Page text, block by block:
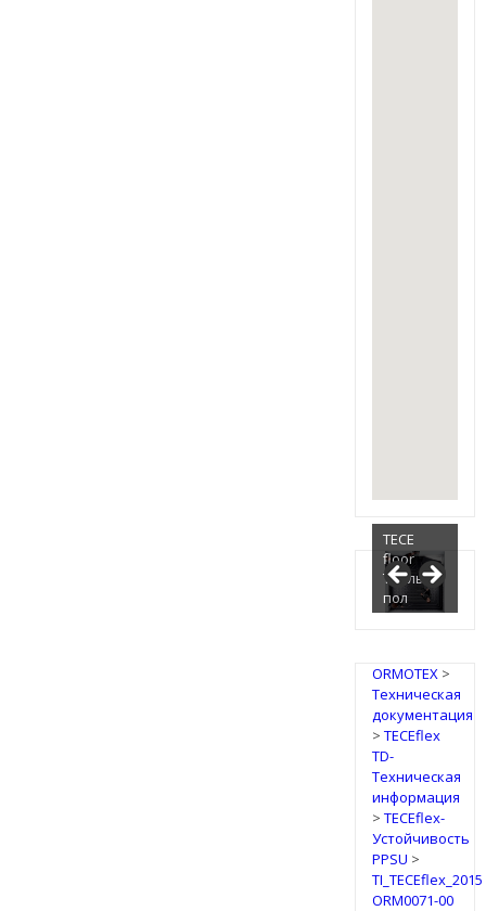
TECE
floor
Теплый
пол
ORMOTEX>
Техническая
документация
> TECEflex
TD-
Техническая
информация
> TECEflex-
Устойчивость
PPSU >
TI_TECEflex_2015
ORM0071-00